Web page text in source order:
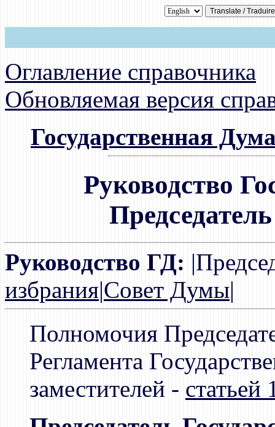
Оглавление справочника
Обновляемая версия
Государственная
Руководство
Руководство ГД:
избрания|Совет Думы|
Полномочия
Регламента
заместителей - статьей